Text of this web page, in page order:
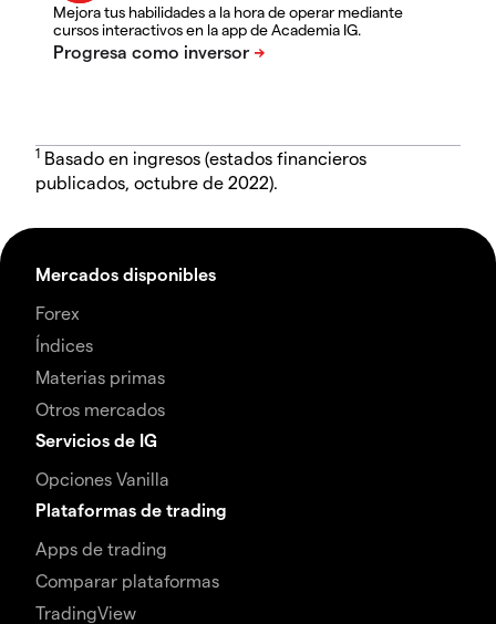
Mejora tus habilidades a la hora de operar mediante
cursos interactivos en la app de Academia IG.
1 Basado en ingresos (estados financieros
publicados, octubre de 2022).
Mercados disponibles
Forex
Índices
Materias primas
Otros mercados
Servicios de IG
Opciones Vanilla
Plataformas de trading
Apps de trading
Comparar plataformas
TradingView